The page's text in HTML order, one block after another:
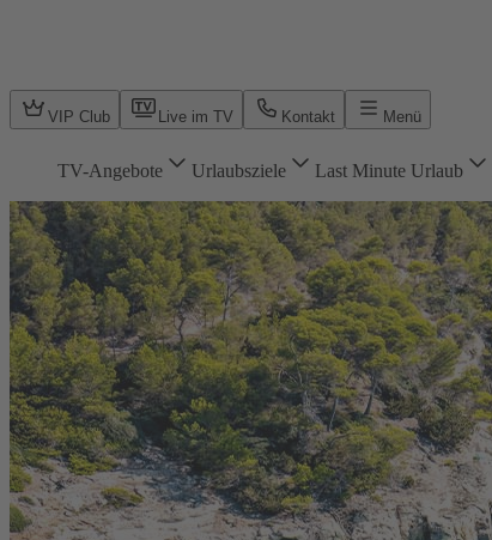
VIP Club Live im TV Kontakt Menü
TV-Angebote Urlaubsziele Last Minute Urlaub